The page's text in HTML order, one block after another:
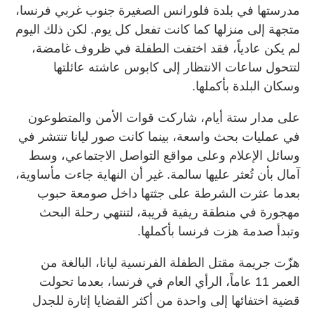
مدرستها في بلدة فلورانس الصغيرة جنوب غربي فرنسا،
متجهة إلى منزلها كما كانت تفعل كل يوم. لكن ذلك اليوم
لم يكن عادياً، فقد اختفت الطفلة في ظروف غامضة،
لتتحول ساعات الانتظار إلى كابوس عاشته عائلتها
وسكان البلدة بأكملها.
على مدار ستة أيام، شاركت قوات الأمن والمتطوعون
في عمليات بحث واسعة، بينما كانت صور ليانا تنتشر في
وسائل الإعلام وعلى مواقع التواصل الاجتماعي، وسط
آمال بأن تُعثر عليها سالمة. غير أن النهاية جاءت مأساوية،
بعدما عثرت الشرطة على جثتها داخل صومعة حبوب
مهجورة في منطقة ريفية قريبة، لتنتهي رحلة البحث
وتبدأ صدمة هزت فرنسا بأكملها.
هزّت جريمة مقتل الطفلة الفرنسية ليانا، البالغة من
العمر 11 عاماً، الرأي العام في فرنسا، بعدما تحولت
قضية اختفائها إلى واحدة من أكثر القضايا إثارة للجدل